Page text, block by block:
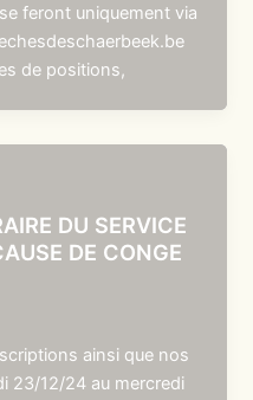
feront uniquement via
de positions,
DU SERVICE
DE CONGE
ainsi que nos
23/12/24 au mercredi